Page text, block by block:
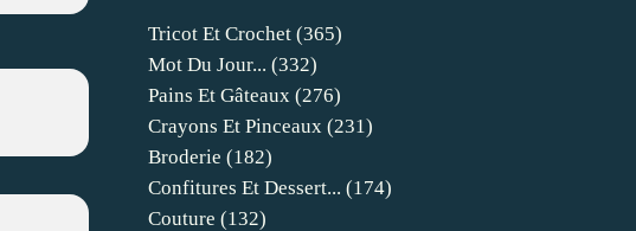
Tricot Et Crochet (365)
Mot Du Jour... (332)
Pains Et Gâteaux (276)
Crayons Et Pinceaux (231)
Broderie (182)
Confitures Et Dessert... (174)
Couture (132)